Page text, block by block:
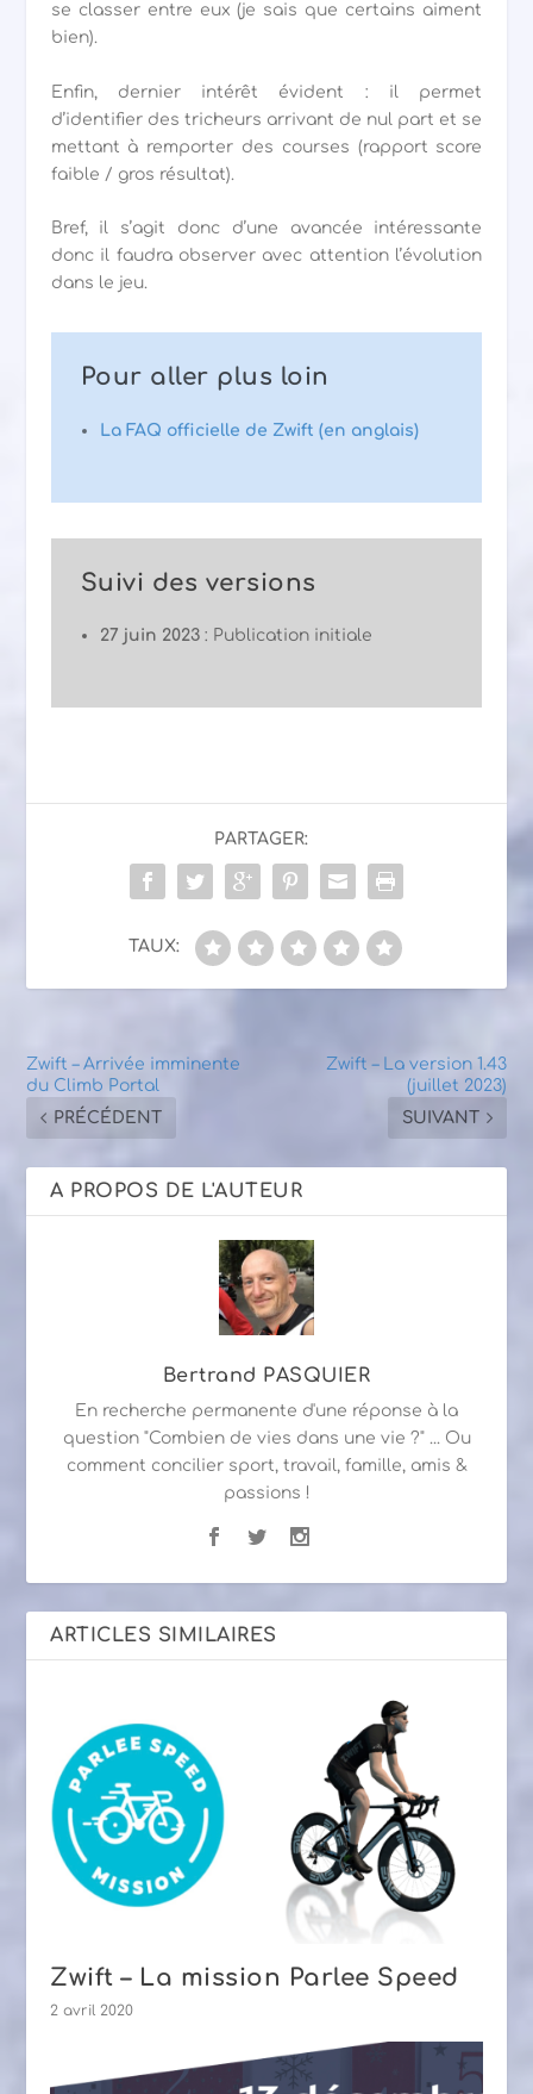
se classer entre eux (je sais que certains aiment
bien).
Enfin, dernier intérêt évident : il permet
d’identifier des tricheurs arrivant de nul part et se
mettant à remporter des courses (rapport score
faible / gros résultat).
Bref, il s’agit donc d’une avancée intéressante
donc il faudra observer avec attention l’évolution
dans le jeu.
Pour aller plus loin
La FAQ officielle de Zwift (en anglais)
Suivi des versions
27 juin 2023: Publication initiale
PARTAGER:
TAUX:
Zwift – Arrivée imminente
du Climb Portal
PRÉCÉDENT
Zwift – La version 1.43
(juillet 2023)
SUIVANT
A PROPOS DE L'AUTEUR
Bertrand PASQUIER
En recherche permanente d'une réponse à la
question "Combien de vies dans une vie ?" ... Ou
comment concilier sport, travail, famille, amis &
passions !
ARTICLES SIMILAIRES
Zwift – La mission Parlee Speed
2 avril 2020